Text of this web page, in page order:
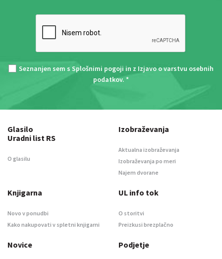
Seznanjen sem s Splošnimi pogoji in z Izjavo o varstvu osebnih
podatkov. *
Glasilo
Uradni list RS
O glasilu
Izobraževanja
Aktualna izobraževanja
Izobraževanja po meri
Najem dvorane
Knjigarna
Novo v ponudbi
Kako nakupovati v spletni knjigarni
UL info tok
O storitvi
Preizkusi brezplačno
Novice Podjetje